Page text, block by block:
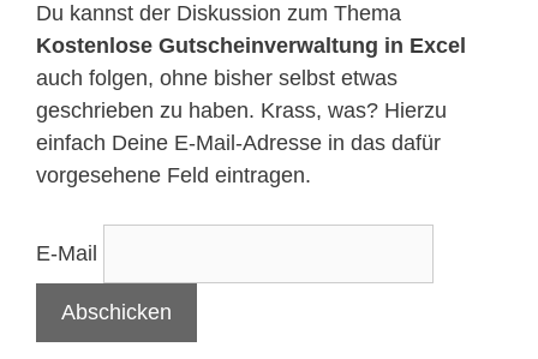
Du kannst der Diskussion zum Thema
Kostenlose Gutscheinverwaltung in Excel
auch folgen, ohne bisher selbst etwas
geschrieben zu haben. Krass, was? Hierzu
einfach Deine E-Mail-Adresse in das dafür
vorgesehene Feld eintragen.
E-Mail